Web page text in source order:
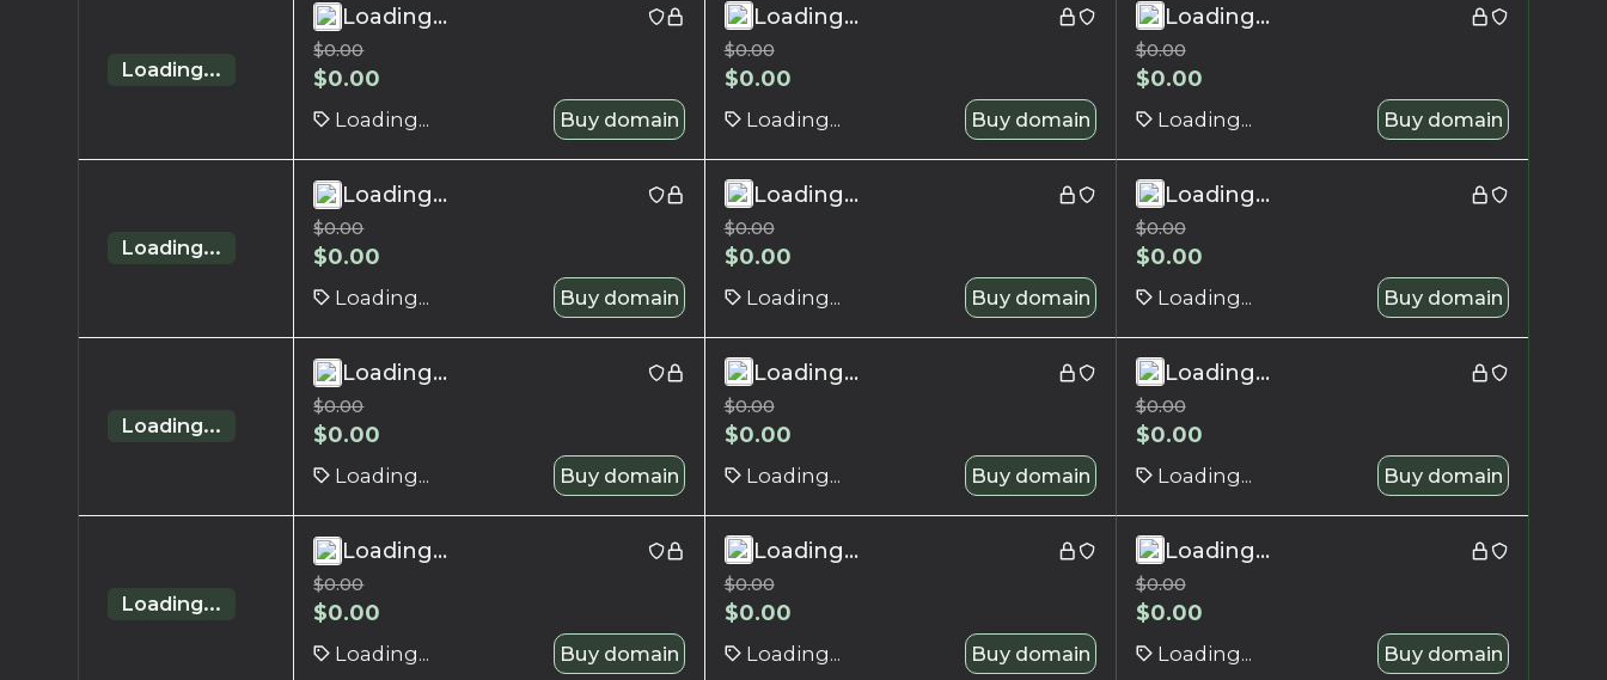
Loading...
Loading...
$0.00
$0.00
Loading... Buy domain
Loading...
$0.00
$0.00
Loading... Buy domain
Loading...
$0.00
$0.00
Loading... Buy domain
Loading...
Loading...
$0.00
$0.00
Loading... Buy domain
Loading...
$0.00
$0.00
Loading... Buy domain
Loading...
$0.00
$0.00
Loading... Buy domain
Loading...
Loading...
$0.00
$0.00
Loading... Buy domain
Loading...
$0.00
$0.00
Loading... Buy domain
Loading...
$0.00
$0.00
Loading... Buy domain
Loading...
Loading...
$0.00
$0.00
Loading... Buy domain
Loading...
$0.00
$0.00
Loading... Buy domain
Loading...
$0.00
$0.00
Loading... Buy domain